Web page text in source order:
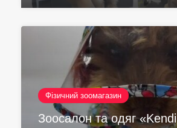
Фізичний зоомагазин
Зоосалон та одяг «Kendi